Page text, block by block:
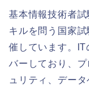
基本情報技術者
キルを問う国家
催しています。IT
バーしており、
ュリティ、デー